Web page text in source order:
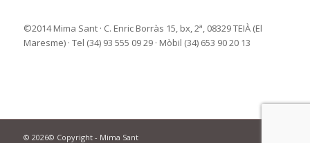
©2014 Mima Sant · C. Enric Borràs 15, bx, 2ª, 08329 TEIÀ (El
Maresme) · Tel (34) 93 555 09 29 · Mòbil (34) 653 90 20 13
© 2026© Copyright - Mima Sant